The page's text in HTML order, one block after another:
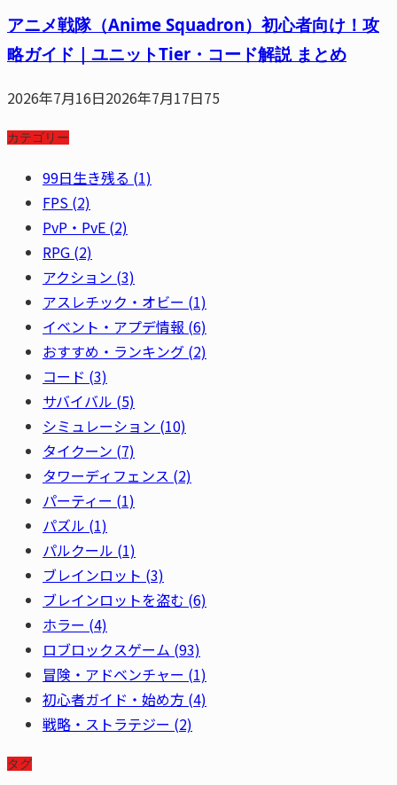
アニメ戦隊（Anime Squadron）初心者向け！攻
略ガイド｜ユニットTier・コード解説 まとめ
2026年7月16日2026年7月17日75
カテゴリー
99日生き残る (1)
FPS (2)
PvP・PvE (2)
RPG (2)
アクション (3)
アスレチック・オビー (1)
イベント・アプデ情報 (6)
おすすめ・ランキング (2)
コード (3)
サバイバル (5)
シミュレーション (10)
タイクーン (7)
タワーディフェンス (2)
パーティー (1)
パズル (1)
パルクール (1)
ブレインロット (3)
ブレインロットを盗む (6)
ホラー (4)
ロブロックスゲーム (93)
冒険・アドベンチャー (1)
初心者ガイド・始め方 (4)
戦略・ストラテジー (2)
タグ